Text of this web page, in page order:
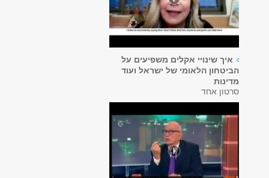
איך שינויי אקלים משפיעים על
הביטחון הלאומי של ישראל ועוד
מדינות
סרטון אחד